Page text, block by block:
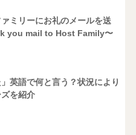
ミリーにお礼のメールを送
you mail to Host Family〜
」英語で何と言う？状況により
を紹介